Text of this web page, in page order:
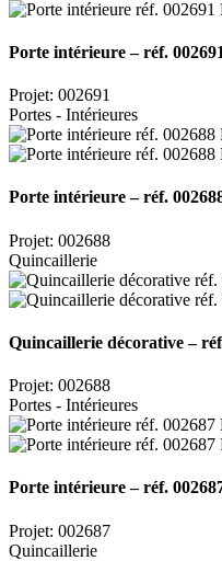
Porte intérieure – réf. 002691
Projet: 002691
Portes - Intérieures
Porte intérieure – réf.
Projet: 002688
Quincaillerie
Quincaillerie décorative –
Projet: 002688
Portes - Intérieures
Porte intérieure – réf.
Projet: 002687
Quincaillerie